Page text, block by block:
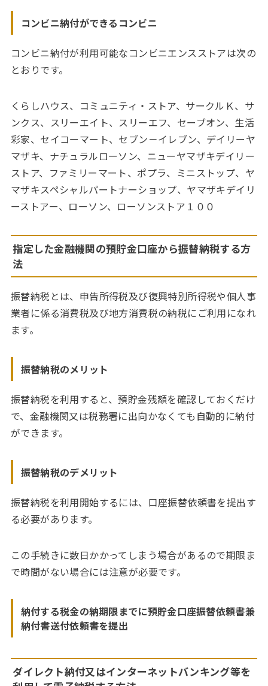
コンビニ納付ができるコンビニ
コンビニ納付が利用可能なコンビニエンスストアは次の
とおりです。
くらしハウス、コミュニティ・ストア、サークルＫ、サ
ンクス、スリーエイト、スリーエフ、セーブオン、生活
彩家、セイコーマート、セブン－イレブン、デイリーヤ
マザキ、ナチュラルローソン、ニューヤマザキデイリー
ストア、ファミリーマート、ポプラ、ミニストップ、ヤ
マザキスペシャルパートナーショップ、ヤマザキデイリ
ーストアー、ローソン、ローソンストア１００
指定した金融機関の預貯金口座から振替納税する方
法
振替納税とは、申告所得税及び復興特別所得税や個人事
業者に係る消費税及び地方消費税の納税にご利用になれ
ます。
振替納税のメリット
振替納税を利用すると、預貯金残額を確認しておくだけ
で、金融機関又は税務署に出向かなくても自動的に納付
ができます。
振替納税のデメリット
振替納税を利用開始するには、口座振替依頼書を提出す
る必要があります。
この手続きに数日かかってしまう場合があるので期限ま
で時間がない場合には注意が必要です。
納付する税金の納期限までに預貯金口座振替依頼書兼
納付書送付依頼書を提出
ダイレクト納付又はインターネットバンキング等を